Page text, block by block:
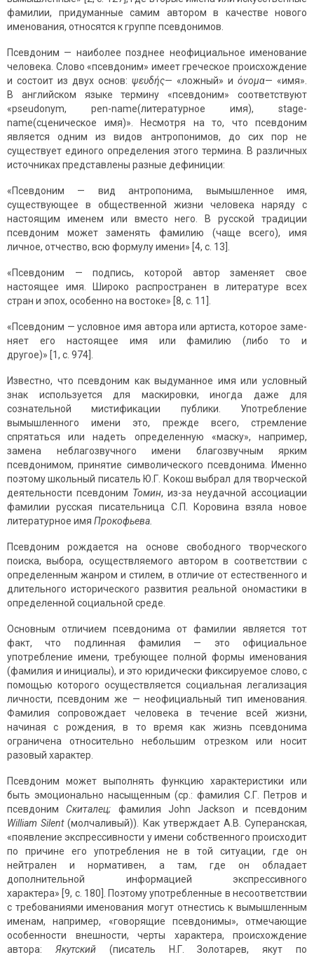
фамилии, придуманные самим автором в качестве нового
именования, относятся к группе псевдонимов.
Псевдоним — наиболее позднее неофициальное именование
человека. Слово «псев­доним» имеет греческое происхождение
и состоит из двух основ: ψευδής— «ложный» и όνομα— «имя».
В английском языке термину «псевдоним» соответствуют
«pseudonym, pen-name(литературное имя), stage-
name(сценическое имя)». Несмотря на то, что псевдоним
является одним из видов антропонимов, до сих пор не
существует единого определения этого термина. В различных
источниках представлены разные дефиниции:
«Псевдоним — вид антропонима, вымышленное имя,
существующее в обще­ственной жизни человека наряду с
настоящим именем или вместо него. В рус­ской традиции
псевдоним может заменять фамилию (чаще всего), имя
личное, отчество, всю формулу имени» [4, с. 13].
«Псевдоним — подпись, которой автор заменяет свое
настоящее имя. Широко распространен в литературе всех
стран и эпох, особенно на востоке» [8, с. 11].
«Псевдоним — условное имя автора или артиста, которое заме­
няет его настоящее имя или фамилию (либо то и
другое)» [1, с. 974].
Известно, что псевдоним как выдуманное имя или условный
знак используется для маскировки, иногда даже для
сознательной мистификации пуб­лики. Употребление
вымышленного имени это, прежде всего, стремление
спрятаться или надеть определенную «маску», например,
замена неблагозвуч­ного имени благозвучным ярким
псевдонимом, принятие символического псевдони­ма. Именно
поэтому школьный писатель Ю.Г. Кокош выбрал для творческой
деятельности псевдоним Томин, из-за неудачной ассоциации
фамилии русская писательница С.П. Коровина взяла новое
литературное имя Прокофьева.
Псевдоним рождается на основе свободного творческого
поиска, выбора, осуществляемого автором в соответствии с
определенным жанром и стилем, в отличие от естественного и
длительного исторического развития реальной оно­мастики в
определенной социальной среде.
Основным отличием псевдонима от фамилии является тот
факт, что подлинная фами­лия­ — это официальное
употребление имени, требующее полной формы именования
(фамилия и инициалы), и это юридически фиксируемое слово, с
помощью которого осуществляется социальная легализация
личности, псевдоним же — неофициальный тип имено­вания.
Фамилия сопровождает человека в течение всей жизни,
начиная с рожде­ния, в то время как жизнь псевдонима
ограничена относительно небольшим отрезком или носит
разовый характер.
Псевдоним может выполнять функцию характеристики или
быть эмоционально насыщенным (ср.: фамилия С.Г. Петров и
псевдоним Скита­лец; фамилия John Jackson и псевдоним
William Silent(молчаливый)). Как утверждает А.В. Суперанская,
«появление экспрессивности у имени собственного происходит
по причине его употребления не в той ситуации, где он
нейтрален и нормативен, а там, где он обладает
дополнительной информацией экспрессивного
характера» [9, с. 180]. Поэтому употребленные в несоответствии
с требова­ниями именования могут отнестись к вымышленным
именам, например, «говорящие псевдонимы», отмечаю­щие
особенности внешности, черты характера, происхождение
автора: Якутский (писатель Н.Г. Золотарев, якут по